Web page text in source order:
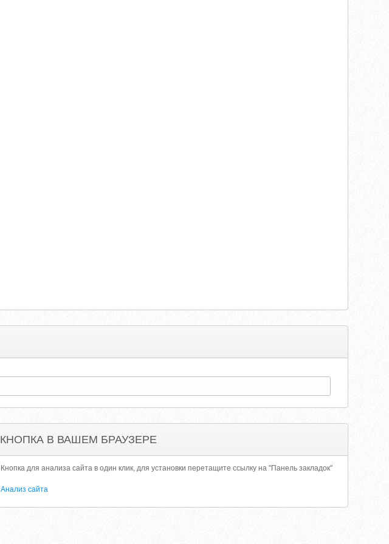
КНОПКА В ВАШЕМ БРАУЗЕРЕ
Кнопка для анализа сайта в один клик, для установки перетащите ссылку на "Панель закладок"
Анализ сайта